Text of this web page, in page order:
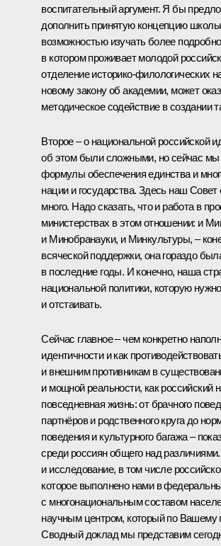
воспитательный аргумент. Я бы
дополнить принятую концепцию
возможностью изучать более
в котором проживает молодой
отделение историко-филологических
новому закону об академии, может
методическое содействие в создании
Второе – о национальной российской
об этом были сложными, но сейчас
формулы обеспечения единства и
нации и государства. Здесь наш
много. Надо сказать, что и работа в
министерствах в этом отношении: и
и Минобранауки, и Минкультуры, –
всяческой поддержки, она гораздо
в последние годы. И конечно, наша
национальной политики, которую
и отстаивать.
Сейчас главное – чем конкретно
идентичности и как
и внешним противникам в
и мощной реальности, как российский
повседневная жизнь: от брачного
партнёров и родственного круга до
поведения и культурного багажа –
среди россиян общего над
и исследование, в том числе
которое выполнено нами в
с многонациональным составом
научным центром, который по Вашему
Сводный доклад мы представим